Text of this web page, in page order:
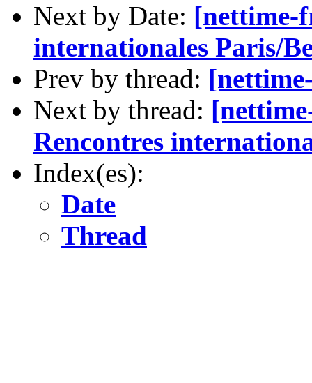
Next by Date: [nettime-
internationales Paris/
Prev by thread:
Next by thread:
Rencontres
Index(es):
Date
Thread